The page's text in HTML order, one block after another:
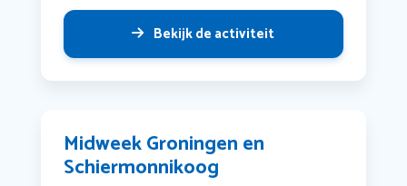
Bekijk de activiteit
Midweek Groningen en
Schiermonnikoog